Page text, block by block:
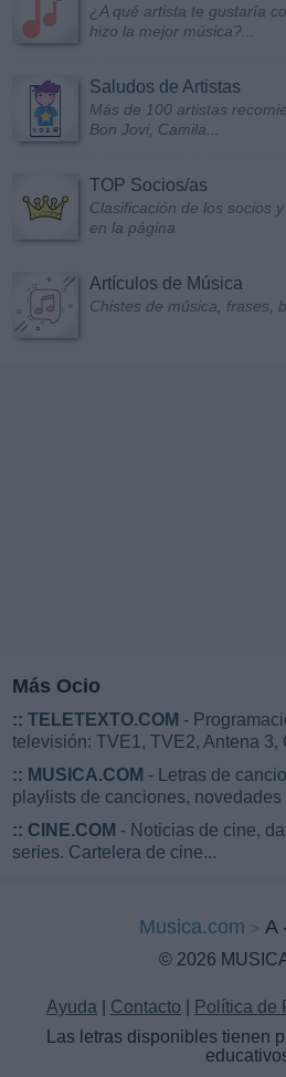
¿A qué artista te gustaría
hizo la mejor música?...
Saludos de Artistas
Más de 100 artistas
Bon Jovi, Camila...
TOP Socios/as
Clasificación de los socios
en la página
Artículos de Música
Chistes de música, frases,
Más Ocio
:: TELETEXTO.COM -
televisión: TVE1, TVE2, Antena 3,
:: MUSICA.COM - Letras de
playlists de canciones, novedades
:: CINE.COM - Noticias de cine,
series. Cartelera de cine...
Musica.com A
© 2026
Ayuda Contacto
Política de
Las letras disponibles tienen